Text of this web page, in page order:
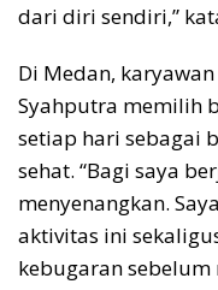
dari diri sendiri,”
Di Medan, karyawan
Syahputra memilih
setiap hari sebagai
sehat. “Bagi saya
menyenangkan.
aktivitas ini
kebugaran sebelum